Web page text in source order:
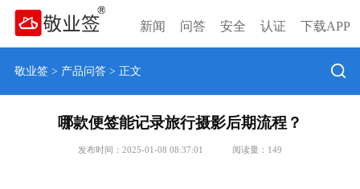
新闻 问答 安全 认证 下载APP
敬业签> 产品问答> 正文
哪款便签能记录旅行摄影后期流程？
发布时间：2025-01-08 08:37:01 阅读量： 149